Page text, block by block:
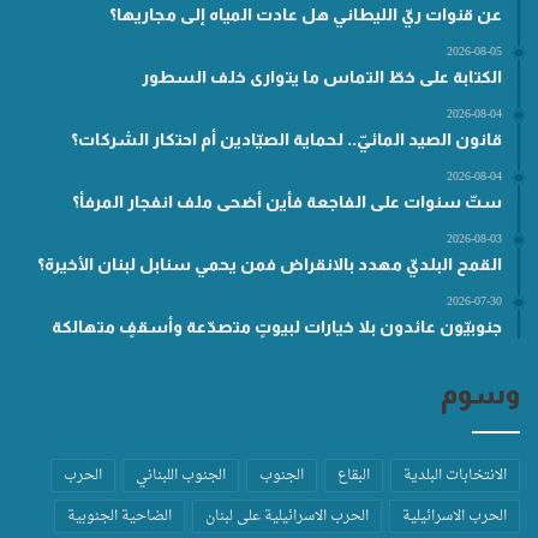
عن قنوات ريّ الليطاني هل عادت المياه إلى مجاريها؟
2026-08-05
الكتابة على خطّ التماس ما يتوارى خلف السطور
2026-08-04
قانون الصيد المائيّ.. لحماية الصيّادين أم احتكار الشركات؟
2026-08-04
ستّ سنوات على الفاجعة فأين أضحى ملف انفجار المرفأ؟
2026-08-03
القمح البلديّ مهدد بالانقراض فمن يحمي سنابل لبنان الأخيرة؟
2026-07-30
جنوبيّون عائدون بلا خيارات لبيوتٍ متصدّعة وأسقفٍ متهالكة
وسوم
الانتخابات البلدية البقاع الجنوب الجنوب اللبناني
الحرب
الحرب الاسرائيلية
الحرب الاسرائيلية على لبنان الضاحية الجنوبية